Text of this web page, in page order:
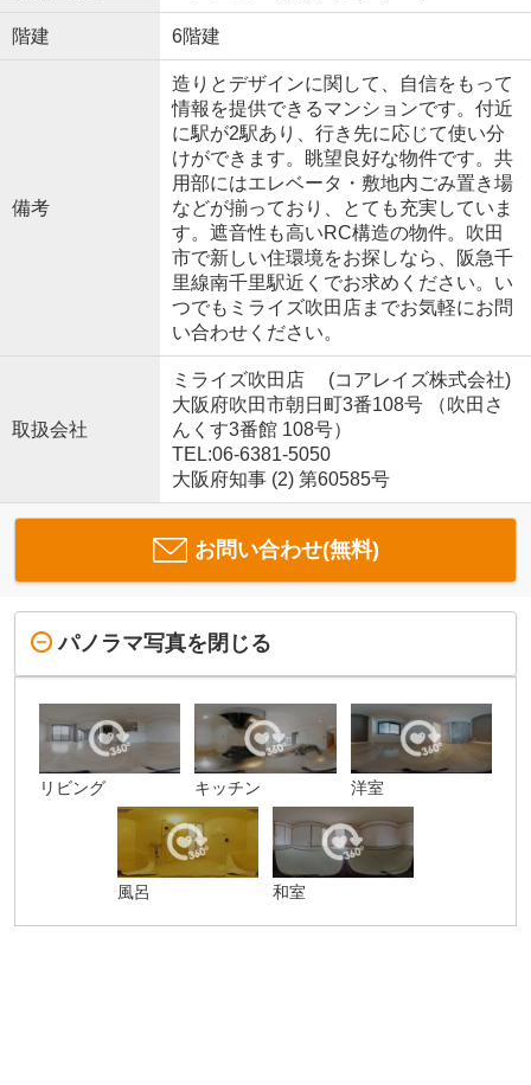
階建 6階建
備考
造りとデザインに関して、自信をもって
情報を提供できるマンションです。付近
に駅が2駅あり、行き先に応じて使い分
けができます。眺望良好な物件です。共
用部にはエレベータ・敷地内ごみ置き場
などが揃っており、とても充実していま
す。遮音性も高いRC構造の物件。吹田
市で新しい住環境をお探しなら、阪急千
里線南千里駅近くでお求めください。い
つでもミライズ吹田店までお気軽にお問
い合わせください。
取扱会社
ミライズ吹田店 (コアレイズ株式会社)
大阪府吹田市朝日町3番108号 （吹田さ
んくす3番館 108号）
TEL:06-6381-5050
大阪府知事 (2) 第60585号
お問い合わせ(無料)
パノラマ写真を閉じる
リビング キッチン 洋室
風呂 和室